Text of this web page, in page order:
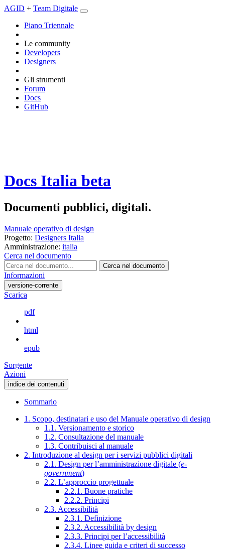
AGID + Team Digitale
Piano Triennale
Le community
Developers
Designers
Gli strumenti
Forum
Docs
GitHub
Docs Italia beta
Documenti pubblici, digitali.
Manuale operativo di design
Progetto: Designers Italia
Amministrazione: italia
Cerca nel documento
Cerca nel documento
Informazioni
versione-corrente
Scarica
pdf
html
epub
Sorgente
Azioni
indice dei contenuti
Sommario
1. Scopo, destinatari e uso del Manuale operativo di design
1.1. Versionamento e storico
1.2. Consultazione del manuale
1.3. Contribuisci al manuale
2. Introduzione al design per i servizi pubblici digitali
2.1. Design per l’amministrazione digitale (e-
government)
2.2. L’approccio progettuale
2.2.1. Buone pratiche
2.2.2. Principi
2.3. Accessibilità
2.3.1. Definizione
2.3.2. Accessibilità by design
2.3.3. Principi per l’accessibilità
2.3.4. Linee guida e criteri di successo